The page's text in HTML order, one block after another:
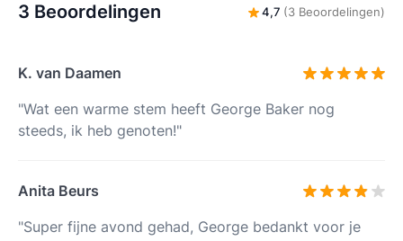
3 Beoordelingen 4,7 (3 Beoordelingen)
K. van Daamen
"Wat een warme stem heeft George Baker nog
steeds, ik heb genoten!"
Anita Beurs
"Super fijne avond gehad, George bedankt voor je